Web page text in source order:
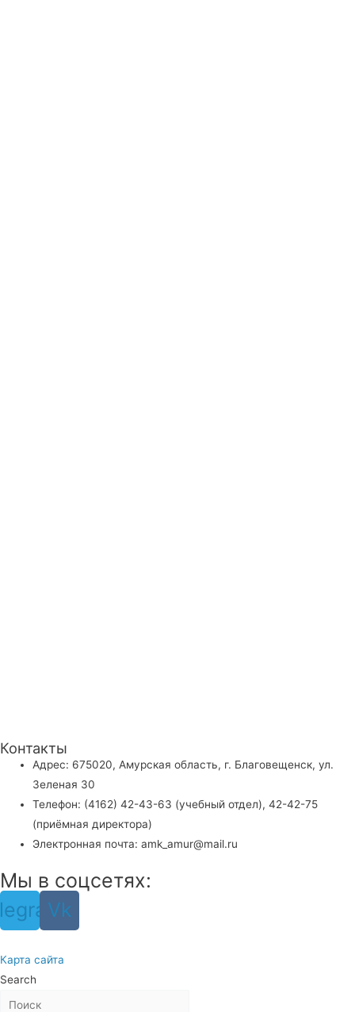
Контакты
Адрес: 675020, Амурская область, г. Благовещенск, ул.
Зеленая 30
Телефон: (4162) 42-43-63 (учебный отдел), 42-42-75
(приёмная директора)
Электронная почта: amk_amur@mail.ru
Мы в соцсетях:
Vk
Карта сайта
Search